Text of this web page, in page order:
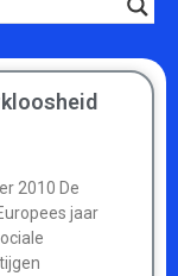
2010 De
jaar